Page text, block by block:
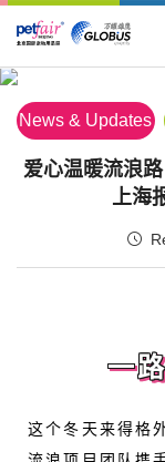
Media Center
News & Updates
爱心温暖流浪
上海
一
这个冬天来得格